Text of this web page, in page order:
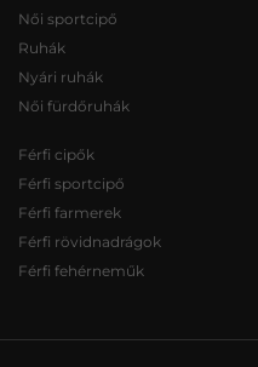
Női sportcipő
Ruhák
Nyári ruhák
Női fürdőruhák
Férfi cipők
Férfi sportcipő
Férfi farmerek
Férfi rövidnadrágok
Férfi fehérneműk